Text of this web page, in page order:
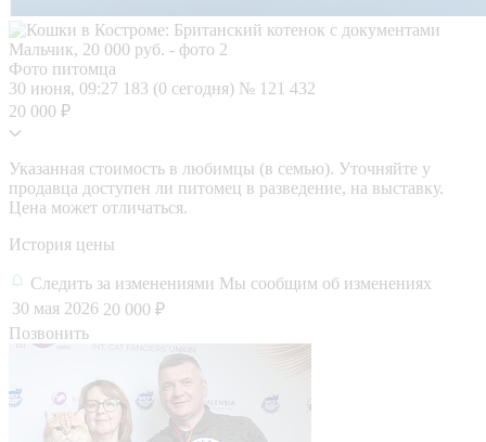
Фото питомца
30 июня, 09:27 183 (0 сегодня) № 121 432
20 000 ₽
Указанная стоимость в любимцы (в семью). Уточняйте у
продавца доступен ли питомец в разведение, на выставку.
Цена может отличаться.
История цены
Следить за изменениями Мы сообщим об изменениях
30 мая 2026 20 000 ₽
Позвонить